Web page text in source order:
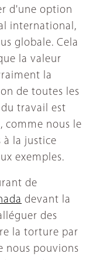
d'une option
international,
globale. Cela
la valeur
la
de toutes les
travail est
comme nous le
à la justice
exemples.
de
devant la
des
la torture par
nous pouvions